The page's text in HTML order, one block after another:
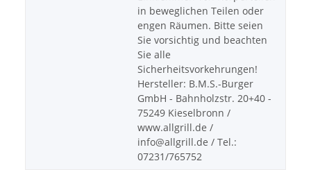
in beweglichen Teilen oder
engen Räumen. Bitte seien
Sie vorsichtig und beachten
Sie alle
Sicherheitsvorkehrungen!
Hersteller: B.M.S.-Burger
GmbH - Bahnholzstr. 20+40 -
75249 Kieselbronn /
www.allgrill.de /
info@allgrill.de / Tel.:
07231/765752